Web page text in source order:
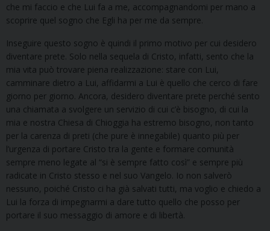
che mi faccio e che Lui fa a me, accompagnandomi per mano a
scoprire quel sogno che Egli ha per me da sempre.
Inseguire questo sogno è quindi il primo motivo per cui desidero
diventare prete. Solo nella sequela di Cristo, infatti, sento che la
mia vita può trovare piena realizzazione: stare con Lui,
camminare dietro a Lui, affidarmi a Lui è quello che cerco di fare
giorno per giorno. Ancora, desidero diventare prete perché sento
una chiamata a svolgere un servizio di cui c’è bisogno, di cui la
mia e nostra Chiesa di Chioggia ha estremo bisogno, non tanto
per la carenza di preti (che pure è innegabile) quanto più per
l’urgenza di portare Cristo tra la gente e formare comunità
sempre meno legate al “si è sempre fatto così” e sempre più
radicate in Cristo stesso e nel suo Vangelo. Io non salverò
nessuno, poiché Cristo ci ha già salvati tutti, ma voglio e chiedo a
Lui la forza di impegnarmi a dare tutto quello che posso per
portare il suo messaggio di amore e di libertà.